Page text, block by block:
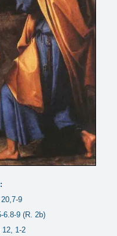
9
6.8-9 (R. 2b)
12, 1-2